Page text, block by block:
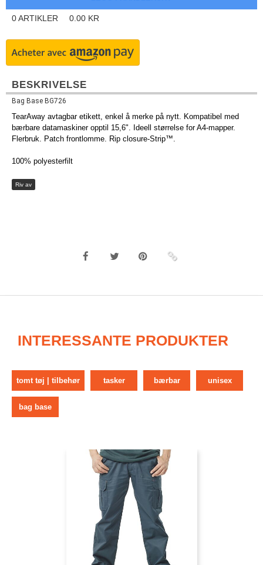
0ARTIKLER 0.00 KR
BESKRIVELSE
Bag Base BG726
TearAway avtagbar etikett, enkel å merke på nytt. Kompatibel med
bærbare datamaskiner opptil 15,6". Ideell størrelse for A4-mapper.
Flerbruk. Patch frontlomme. Rip closure-Strip™.
100% polyesterfilt
Riv av
INTERESSANTE PRODUKTER
tomt tøj | tilbehør tasker bærbar unisex
bag base